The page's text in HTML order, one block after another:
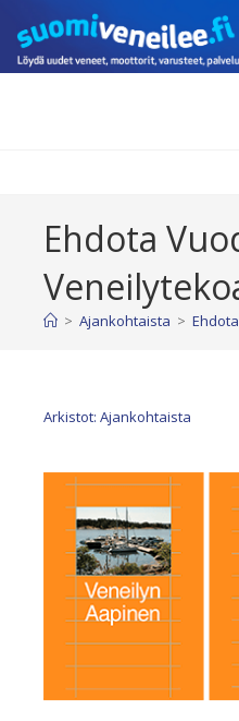
suoraan
sisältöön
Ehdota
> Ajankohtaista >
Arkistot: Ajankohtaista